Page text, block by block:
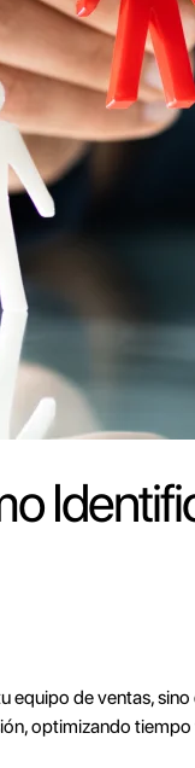
equipo de ventas,
optimizando tiempo